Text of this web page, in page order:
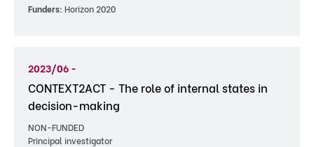
Funders: Horizon 2020
2023/06 -
CONTEXT2ACT - The role of internal states in
decision-making
NON-FUNDED
Principal investigator